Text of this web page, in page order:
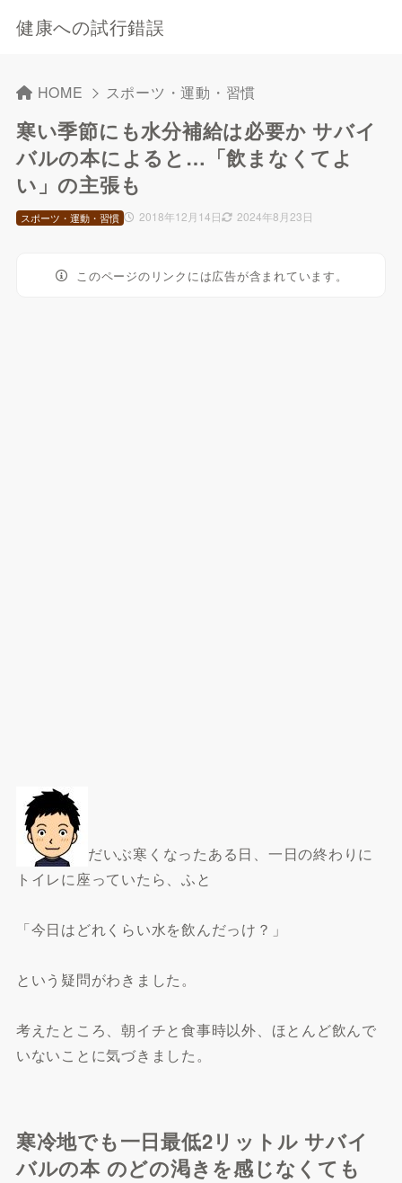
健康への試行錯誤
HOME スポーツ・運動・習慣
寒い季節にも水分補給は必要か サバイ
バルの本によると…「飲まなくてよ
い」の主張も
2018年12月14日 2024年8月23日
スポーツ・運動・習慣
このページのリンクには広告が含まれています。
だいぶ寒くなったある日、一日の終わりに
トイレに座っていたら、ふと
「今日はどれくらい水を飲んだっけ？」
という疑問がわきました。
考えたところ、朝イチと食事時以外、ほとんど飲んで
いないことに気づきました。
寒冷地でも一日最低2リットル サバイ
バルの本 のどの渇きを感じなくても